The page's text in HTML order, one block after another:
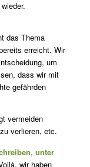
das Thema
erreicht. Wir
um
dass wir mit
gefährden
vermeiden
verlieren, etc.
, unter
wir haben